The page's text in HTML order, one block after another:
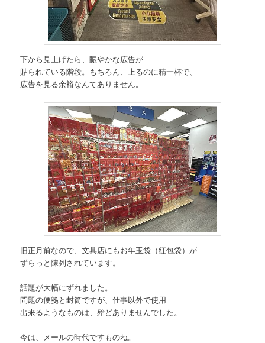
下から見上げたら、賑やかな広告が
貼られている階段。もちろん、上るのに精一杯で、
広告を見る余裕なんてありません。
旧正月前なので、文具店にもお年玉袋（紅包袋）が
ずらっと陳列されています。
話題が大幅にずれました。
問題の便箋と封筒ですが、仕事以外で使用
出来るようなものは、殆どありませんでした。
今は、メールの時代ですものね。